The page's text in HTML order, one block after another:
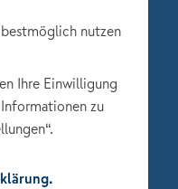
nutzen
Ihre Einwilligung
zu